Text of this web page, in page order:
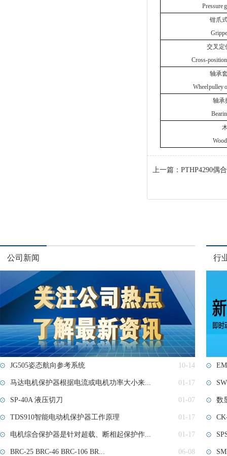
Pressure
钳爪
交叉定
Cross-
轴承
Wheel pulley
轴承
上一篇： PTHP4290偶
公司新闻
JG505姿态航向参考系统 10-14
马达电机保护器根据电流或电机功率大小来... 01-17
SP-40A 液压切刀 01-07
TDS910智能电动机保护器工作原理 01-17
电机综合保护器是针对超载、断相起保护作... 01-17
BRC-25 BRC-46 BRC-106 BR... 06-08
行
数